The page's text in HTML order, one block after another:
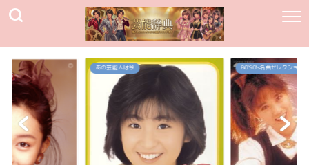
あの芸能人は今 80`90's名曲セレクション